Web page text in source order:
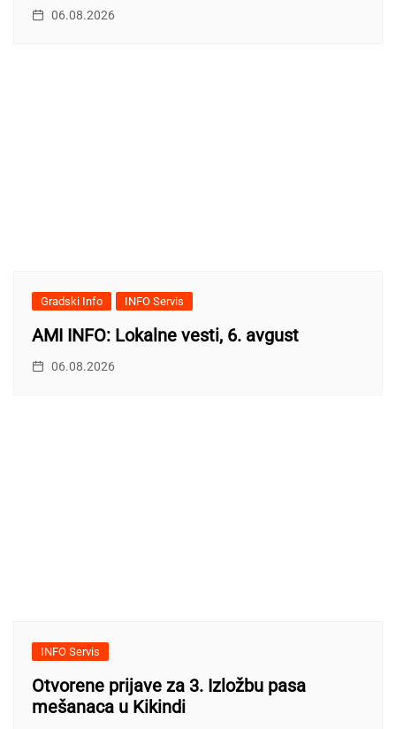
06.08.2026
Gradski Info INFO Servis
AMI INFO: Lokalne vesti, 6. avgust
06.08.2026
INFO Servis
Otvorene prijave za 3. Izložbu pasa
mešanaca u Kikindi